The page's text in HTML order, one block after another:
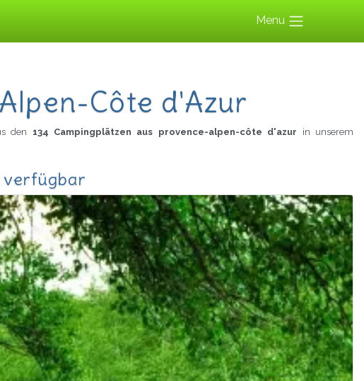
Menu
Côte d'Azur
den 134 Campingplätzen aus provence-alpen-côte d'azur in unserem
verfügbar